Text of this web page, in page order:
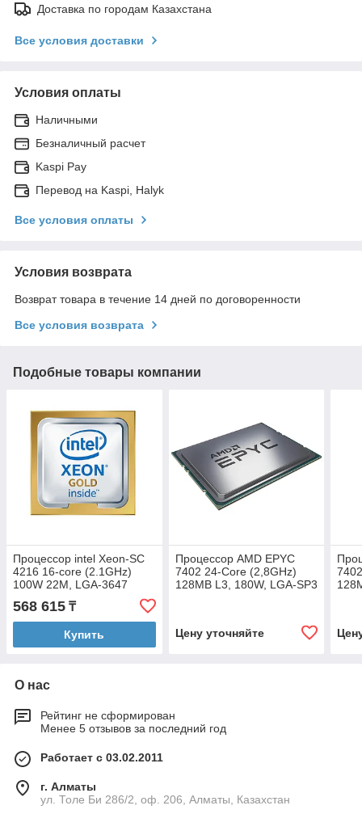
Доставка по городам Казахстана
Все условия доставки
Условия оплаты
Наличными
Безналичный расчет
Kaspi Pay
Перевод на Kaspi, Halyk
Все условия оплаты
Условия возврата
Возврат товара в течение 14 дней по договоренности
Все условия возврата
Подобные товары компании
Процессор intel Xeon-SC
4216 16-core (2.1GHz)
100W 22M, LGA-3647
(CD8069504213901SRFBB)
568 615 ₸
Купить
Процессор AMD EPYC
7402 24-Core (2,8GHz)
128MB L3, 180W, LGA-SP3
Цену уточняйте
О нас
Рейтинг не сформирован
Менее 5 отзывов за последний год
Работает с 03.02.2011
г. Алматы
ул. Толе Би 286/2, оф. 206, Алматы, Казахстан